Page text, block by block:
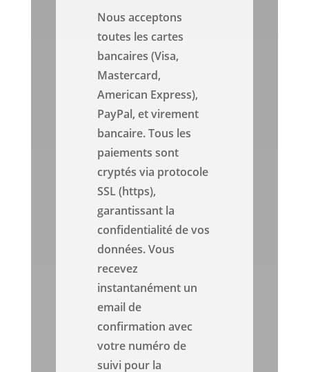
Nous acceptons
toutes les cartes
bancaires (Visa,
Mastercard,
American Express),
PayPal, et virement
bancaire. Tous les
paiements sont
cryptés via protocole
SSL (https),
garantissant la
confidentialité de vos
données. Vous
recevez
instantanément un
email de
confirmation avec
votre numéro de
suivi pour la